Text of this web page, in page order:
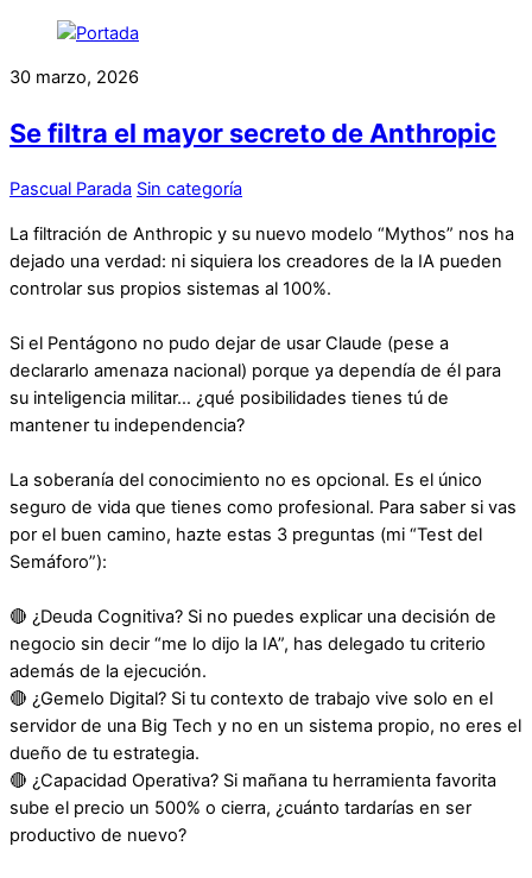
30 marzo, 2026
Se filtra el mayor secreto de Anthropic
Pascual Parada Sin categoría
La filtración de Anthropic y su nuevo modelo “Mythos” nos ha
dejado una verdad: ni siquiera los creadores de la IA pueden
controlar sus propios sistemas al 100%.
Si el Pentágono no pudo dejar de usar Claude (pese a
declararlo amenaza nacional) porque ya dependía de él para
su inteligencia militar… ¿qué posibilidades tienes tú de
mantener tu independencia?
La soberanía del conocimiento no es opcional. Es el único
seguro de vida que tienes como profesional. Para saber si vas
por el buen camino, hazte estas 3 preguntas (mi “Test del
Semáforo”):
🔴 ¿Deuda Cognitiva? Si no puedes explicar una decisión de
negocio sin decir “me lo dijo la IA”, has delegado tu criterio
además de la ejecución.
🔴 ¿Gemelo Digital? Si tu contexto de trabajo vive solo en el
servidor de una Big Tech y no en un sistema propio, no eres el
dueño de tu estrategia.
🔴 ¿Capacidad Operativa? Si mañana tu herramienta favorita
sube el precio un 500% o cierra, ¿cuánto tardarías en ser
productivo de nuevo?